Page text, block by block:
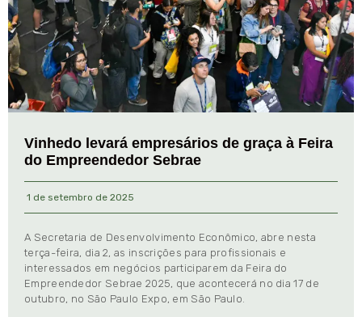
Vinhedo levará empresários de graça à Feira
do Empreendedor Sebrae
1 de setembro de 2025
A Secretaria de Desenvolvimento Econômico, abre nesta
terça-feira, dia 2, as inscrições para profissionais e
interessados em negócios participarem da Feira do
Empreendedor Sebrae 2025, que acontecerá no dia 17 de
outubro, no São Paulo Expo, em São Paulo.